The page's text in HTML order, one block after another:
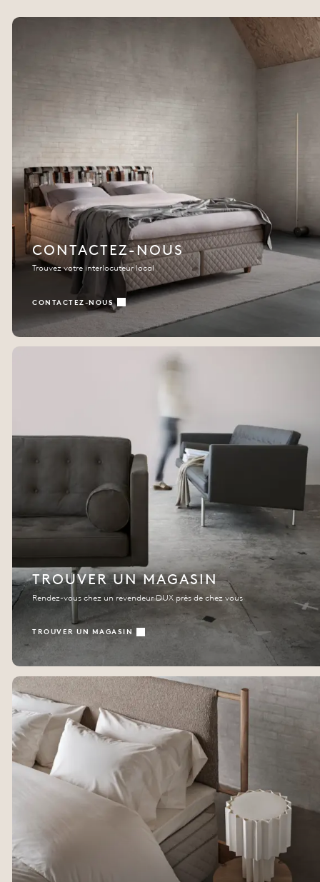
CONTACTEZ-NOUS
Trouvez votre interlocuteur local
CONTACTEZ-NOUS
TROUVER UN MAGASIN
Rendez-vous chez un revendeur DUX près de chez vous
TROUVER UN MAGASIN